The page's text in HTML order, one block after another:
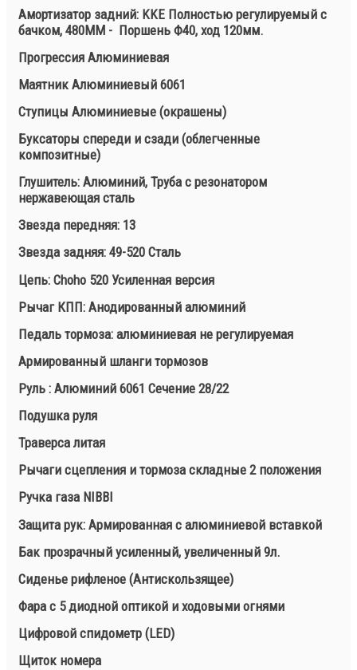
Амортизатор задний: KKE Полностью регулируемый с
бачком, 480MM - Поршень Ф40, ход 120мм.
Прогрессия Алюминиевая
Маятник Алюминиевый 6061
Ступицы Алюминиевые (окрашены)
Буксаторы спереди и сзади (облегченные
композитные)
Глушитель: Алюминий, Труба с резонатором
нержавеющая сталь
Звезда передняя: 13
Звезда задняя: 49-520 Сталь
Цепь: Choho 520 Усиленная версия
Рычаг КПП: Анодированный алюминий
Педаль тормоза: алюминиевая не регулируемая
Армированный шланги тормозов
Руль : Алюминий 6061 Сечение 28/22
Подушка руля
Траверса литая
Рычаги сцепления и тормоза складные 2 положения
Ручка газа NIBBI
Защита рук: Армированная с алюминиевой вставкой
Бак прозрачный усиленный, увеличенный 9л.
Сиденье рифленое (Антискользящее)
Фара с 5 диодной оптикой и ходовыми огнями
Цифровой спидометр (LED)
Щиток номера